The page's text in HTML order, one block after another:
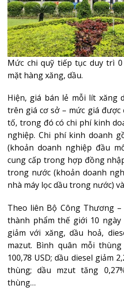
Mức chi quỹ tiếp tục duy trì
mặt hàng xăng, dầu.
Hiện, giá bán lẻ mỗi lít xăng
trên giá cơ sở – mức giá
tố, trong đó có chi phí kinh
nghiệp. Chi phí kinh doanh
(khoản doanh nghiệp đầu
cung cấp trong hợp đồng
trong nước (khoản doanh
nhà máy lọc dầu trong nước)
Theo liên Bộ Công Thương
thành phẩm thế giới 10
giảm với xăng, dầu hoả,
mazut. Bình quân mỗi
100,78 USD; dầu diesel giảm
thùng; dầu mzut tăng
thùng…